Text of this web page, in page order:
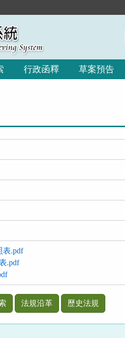
行政函釋 草案預告
表.pdf
.pdf
法規沿革 歷史法規